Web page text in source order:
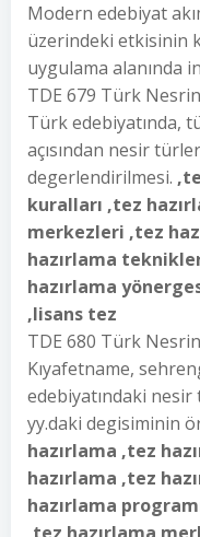
Modern edebiyat
üzerindeki etkisinin
uygulama alanında
TDE 679 Türk
Türk edebiyatında,
açısından nesir
degerlendirilmesi.
kuralları ,tez
merkezleri ,tez
hazırlama
hazırlama
,lisans tez
TDE 680 Türk
Kıyafetname,
edebiyatındaki
yy.daki degisiminin
hazırlama ,tez
hazırlama ,tez
hazırlama